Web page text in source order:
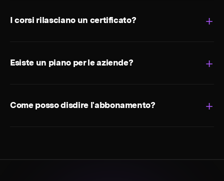
I corsi rilasciano un certificato?
Esiste un piano per le aziende?
Come posso disdire l'abbonamento?